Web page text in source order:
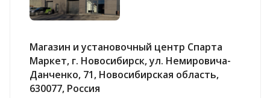
Магазин и установочный центр Спарта
Маркет, г. Новосибирск, ул. Немировича-
Данченко, 71, Новосибирская область,
630077, Россия